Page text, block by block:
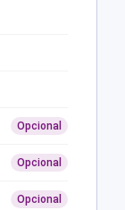
Opcional
Opcional
Opcional